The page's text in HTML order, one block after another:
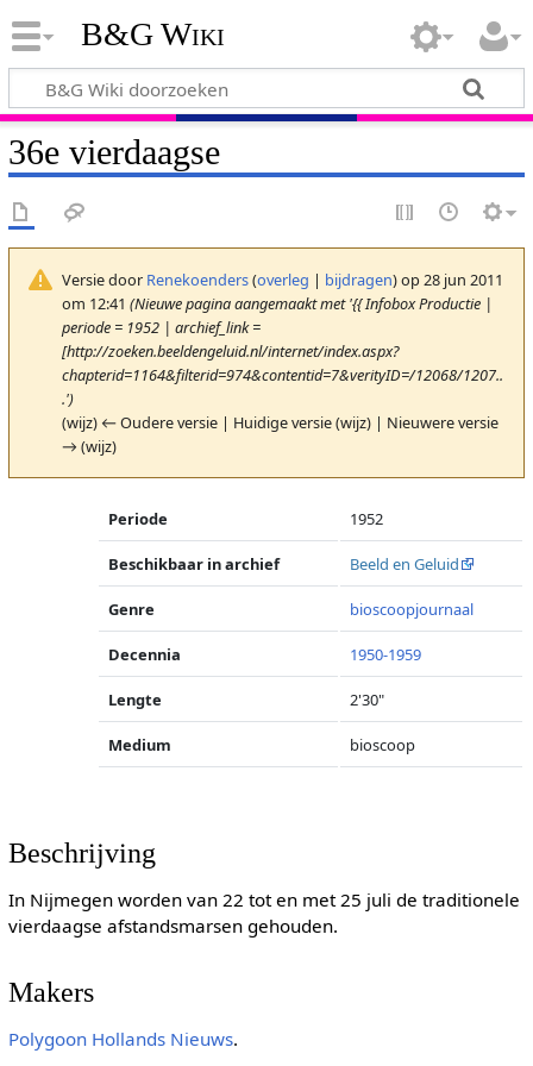
B&G Wiki
36e vierdaagse
Versie door Renekoenders(overleg | bijdragen)op 28 jun 2011
om 12:41 (Nieuwe pagina aangemaakt met '{{ Infobox Productie |
periode = 1952 | archief_link =
[http://zoeken.beeldengeluid.nl/internet/index.aspx?
chapterid=1164&filterid=974&contentid=7&verityID=/12068/1207..
.')
(wijz) ← Oudere versie | Huidige versie (wijz) | Nieuwere versie
→ (wijz)
Periode 1952
Beschikbaar in archief Beeld en Geluid
Genre bioscoopjournaal
Decennia 1950-1959
Lengte 2'30"
Medium bioscoop
Beschrijving
In Nijmegen worden van 22 tot en met 25 juli de traditionele
vierdaagse afstandsmarsen gehouden.
Makers
Polygoon Hollands Nieuws.